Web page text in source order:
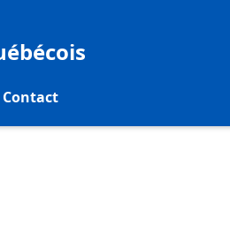
Contact